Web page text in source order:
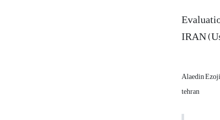
IRAN
Alaedin Ezoji
tehran